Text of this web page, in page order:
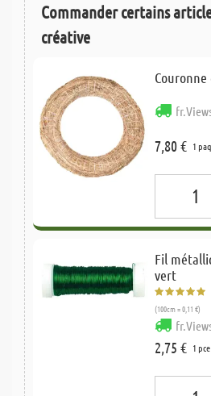
Commander certains
créative
7,80 € 1 paq.
Fil
vert
(100cm = 0,11 €)
2,75 € 1 pce